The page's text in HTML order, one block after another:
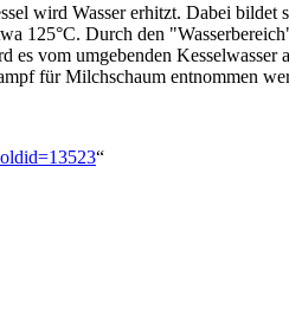
wird Wasser erhitzt. Dabei
125°C. Durch den
es vom umgebenden
für Milchschaum entnommen
“